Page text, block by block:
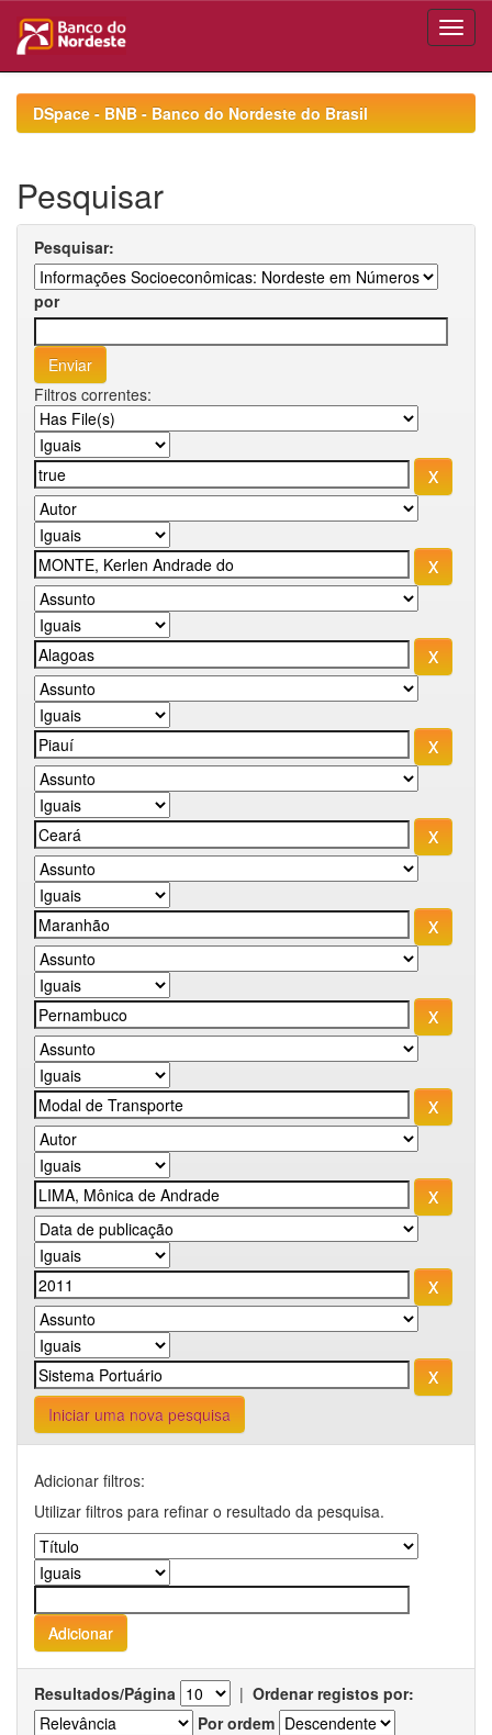
navigationDSpace - BNB - Banco do Nordeste do Brasil
Pesquisar
Pesquisar:
por
Filtros correntes:
Iniciar uma nova pesquisa
Adicionar filtros:
Utilizar filtros para refinar o resultado da pesquisa.
Resultados/Página | Ordenar registos por:
Por ordem